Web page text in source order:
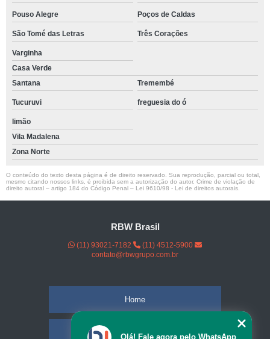
Pouso Alegre Poços de Caldas
São Tomé das Letras Três Corações
Varginha
Casa Verde
Santana
Tremembé
Tucuruvi freguesia do ó
limão
Vila Madalena
Zona Norte
O conteúdo do texto desta página é de direito reservado. Sua reprodução, parcial ou total,
mesmo citando nossos links, é proibida sem a autorização do autor. Crime de violação de
direito autoral – artigo 184 do Código Penal – Lei 9610/98 - Lei de direitos autorais
RBW Brasil
(11) 93021-7182
(11) 4512-5900
contato@rbwgrupo.com.br
Home
Empresa
Olá! Fale agora pelo WhatsApp